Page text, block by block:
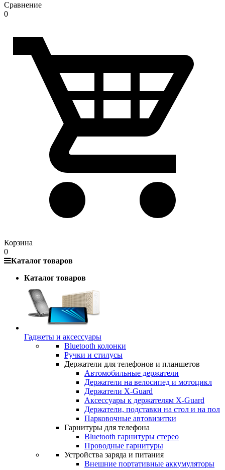
Сравнение
0
Корзина
0
Каталог товаров
Каталог товаров
Гаджеты и аксессуары
Bluetooth колонки
Ручки и стилусы
Держатели для телефонов и планшетов
Автомобильные держатели
Держатели на велосипед и мотоцикл
Держатели X-Guard
Аксессуары к держателям X-Guard
Держатели, подставки на стол и на пол
Парковочные автовизитки
Гарнитуры для телефона
Bluetooth гарнитуры стерео
Проводные гарнитуры
Устройства заряда и питания
Внешние портативные аккумуляторы